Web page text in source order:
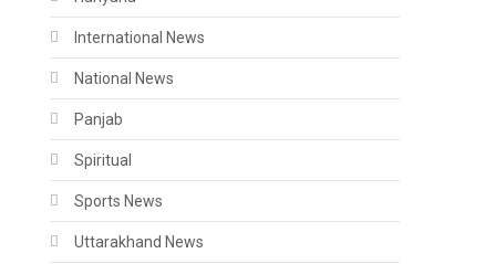
International News
National News
Panjab
Spiritual
Sports News
Uttarakhand News